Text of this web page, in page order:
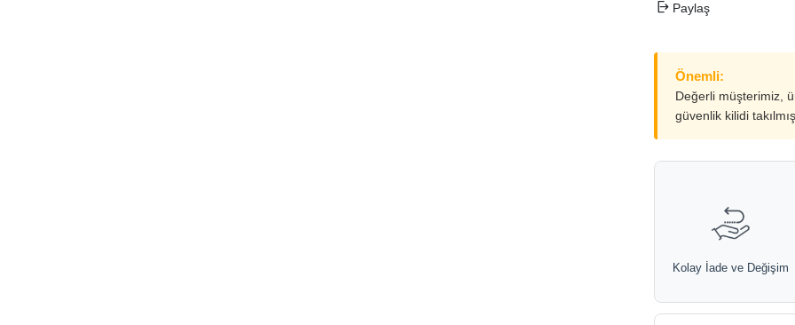
Paylaş
Önemli:
Değerli müşterimiz,
güvenlik kilidi
Kolay İade ve Değişim